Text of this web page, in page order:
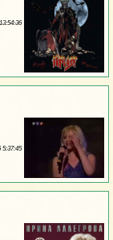
5:37:45